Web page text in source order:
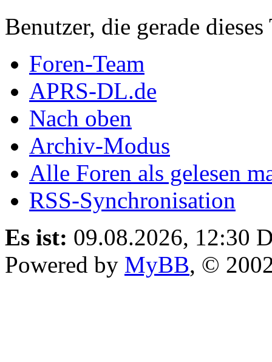
Benutzer, die gerade
Foren-Team
APRS-DL.de
Nach oben
Archiv-Modus
Alle Foren als gelesen
RSS-Synchronisation
Es ist: 09.08.2026, 12:30
Powered by MyBB, ©